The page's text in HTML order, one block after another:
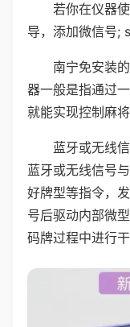
若你在仪器
导，添加微信号;
南宁免安装
器一般是指通过
就能实现控制麻
蓝牙或无线
蓝牙或无线信号
好牌型等指令，
号后驱动内部微
码牌过程中进行